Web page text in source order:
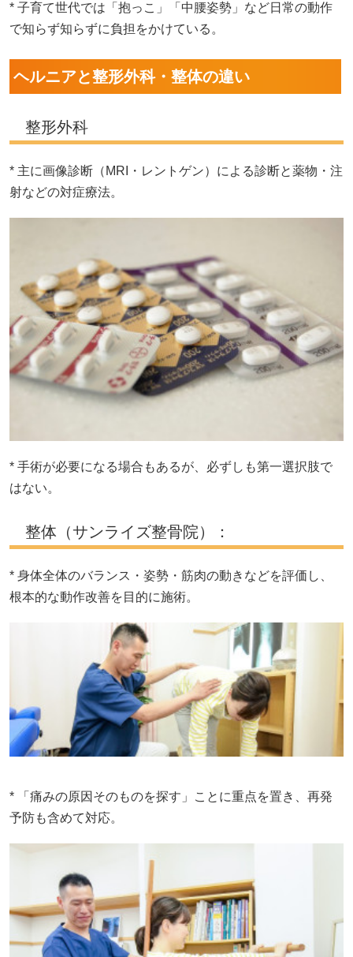
* 子育て世代では「抱っこ」「中腰姿勢」など日常の動作
で知らず知らずに負担をかけている。
ヘルニアと整形外科・整体の違い
整形外科
* 主に画像診断（MRI・レントゲン）による診断と薬物・注
射などの対症療法。
* 手術が必要になる場合もあるが、必ずしも第一選択肢で
はない。
整体（サンライズ整骨院）：
* 身体全体のバランス・姿勢・筋肉の動きなどを評価し、
根本的な動作改善を目的に施術。
* 「痛みの原因そのものを探す」ことに重点を置き、再発
予防も含めて対応。